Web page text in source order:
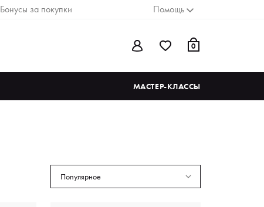
Бонусы за покупки Помощь
0
МАСТЕР-КЛАССЫ
Популярное